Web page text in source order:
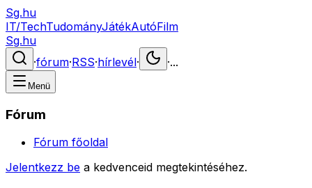
Sg.hu
IT/TechTudományJátékAutóFilm
Sg.hu
·fórum·RSS·hírlevél· ·...
Menü
Fórum
Fórum főoldal
Jelentkezz be a kedvenceid megtekintéséhez.